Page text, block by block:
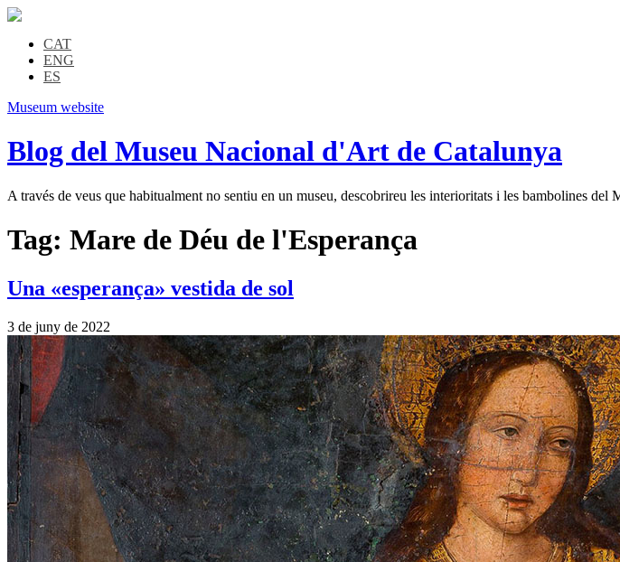
CAT
ENG
ES
Museum website
Blog del Museu Nacional d'Art de Catalunya
A través de veus que habitualment no sentiu en un museu, descobrireu les interioritats i les bambolines
Tag: Mare de Déu de l'Esperança
Una «esperança» vestida de sol
3 de juny de 2022